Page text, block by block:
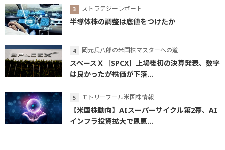
ストラテジーレポート
半導体株の調整は底値をつけたか
岡元兵八郎の米国株マスターへの道
スペースＸ［SPCX］上場後初の決算発表、数字
は良かったが株価が下落...
モトリーフール米国株情報
【米国株動向】AIスーパーサイクル第2幕、AI
インフラ投資拡大で恩恵...